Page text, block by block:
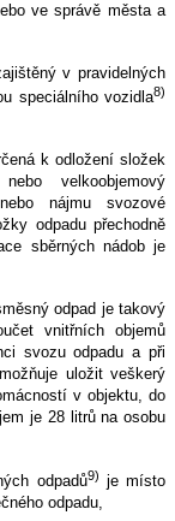
ve správě města a
v pravidelných
speciálního vozidla8)
k odložení složek
velkoobjemový
nájmu svozové
odpadu přechodně
sběrných nádob je
odpad je takový
vnitřních objemů
svozu odpadu a při
uložit veškerý
v objektu, do
je 28 litrů na osobu
odpadů9) je místo
odpadu,